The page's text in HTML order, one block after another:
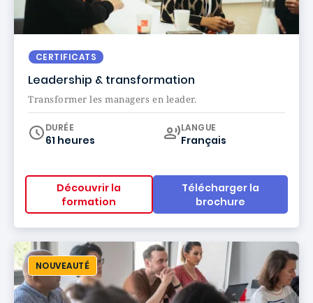
CERTIFICATS
Leadership & transformation
Transformer les managers en leader.
DURÉE
61 heures
Curriculum
LANGUE
Français
Découvrir la
formation
Télécharger la
brochure
NOUVEAUTÉ